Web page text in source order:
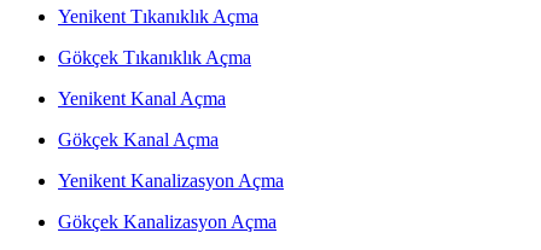
Yenikent Tıkanıklık Açma
Gökçek Tıkanıklık Açma
Yenikent Kanal Açma
Gökçek Kanal Açma
Yenikent Kanalizasyon Açma
Gökçek Kanalizasyon Açma